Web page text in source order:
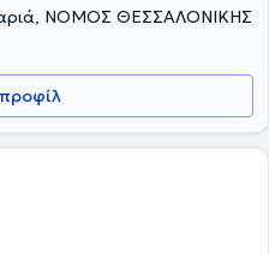
ΝΟΜΟΣ ΘΕΣΣΑΛΟΝΙΚΗΣ